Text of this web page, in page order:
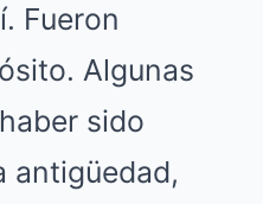
Fueron
Algunas
sido
antigüedad,